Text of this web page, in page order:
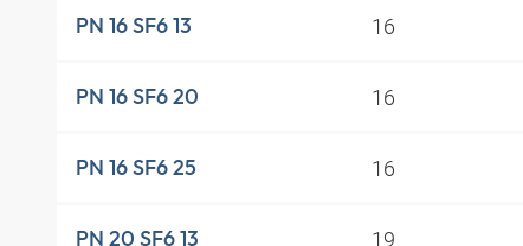
PN 16 SF6 13 16
PN 16 SF6 20 16
PN 16 SF6 25 16
PN 20 SF6 13 19